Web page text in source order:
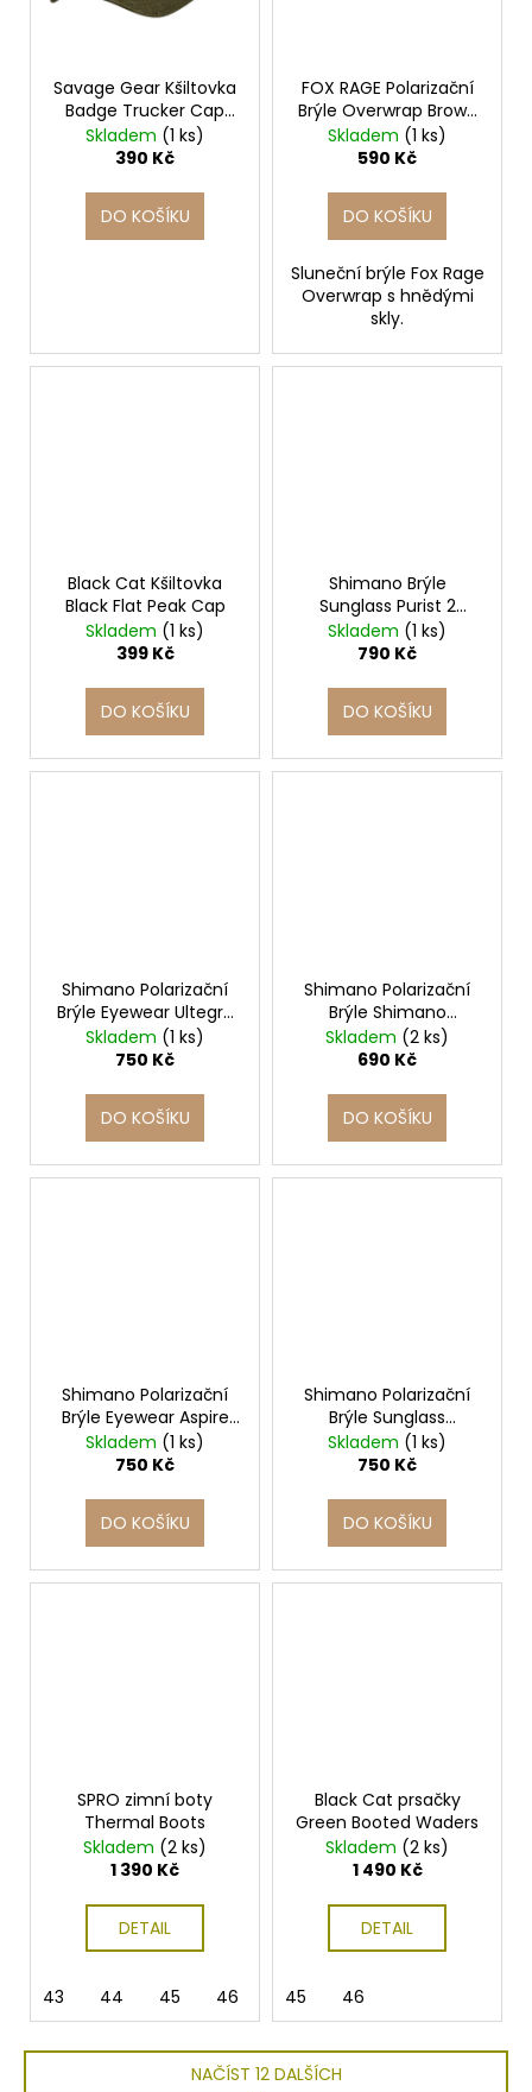
Savage Gear Kšiltovka
Badge Trucker Cap
Green
Skladem (1 ks)
390 Kč
DO KOŠÍKU
FOX RAGE Polarizační
Brýle Overwrap Brown
Lens Eyewear
Skladem (1 ks)
590 Kč
DO KOŠÍKU
Sluneční brýle Fox Rage
Overwrap s hnědými
skly.
Black Cat Kšiltovka
Black Flat Peak Cap
Skladem (1 ks)
399 Kč
DO KOŠÍKU
Shimano Brýle
Sunglass Purist 2
Floating
Skladem (1 ks)
790 Kč
DO KOŠÍKU
Shimano Polarizační
Brýle Eyewear Ultegra
Tortoiseshell & Copper
Skladem (1 ks)
750 Kč
DO KOŠÍKU
Shimano Polarizační
Brýle Shimano
Sunglass Yasei Green
Revo
Skladem (2 ks)
690 Kč
DO KOŠÍKU
Shimano Polarizační
Brýle Eyewear Aspire
Dark Green
Tortoiseshell & Dark
Skladem (1 ks)
750 Kč
DO KOŠÍKU
Shimano Polarizační
Brýle Sunglass
Speedmaster
Skladem (1 ks)
750 Kč
DO KOŠÍKU
SPRO zimní boty
Thermal Boots
Skladem (2 ks)
1 390 Kč
DETAIL
43 44 45 46 47
Black Cat prsačky
Green Booted Waders
Skladem (2 ks)
1 490 Kč
DETAIL
45 46
NAČÍST 12 DALŠÍCH